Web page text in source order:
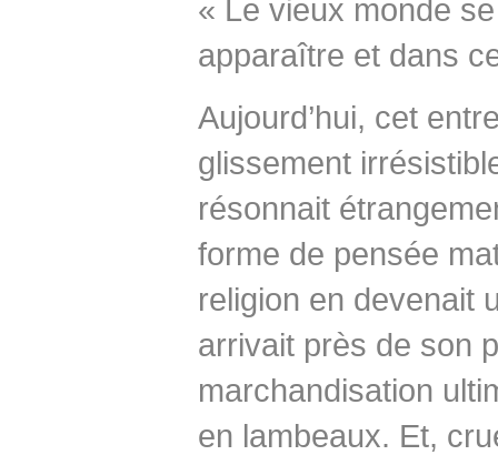
« Le vieux monde
apparaître et dans
Aujourd’hui, cet
glissement
résonnait
forme de pensée
religion en devenait
arrivait près de son
marchandisation
en lambeaux. Et,